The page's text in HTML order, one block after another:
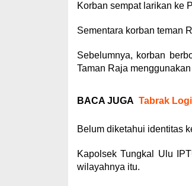
Korban sempat larikan ke
Sementara korban teman
Sebelumnya, korban
Taman Raja
BACA JUGA Tabrak
Belum diketahui identitas
Kapolsek Tungkal Ulu
wilayahnya itu.